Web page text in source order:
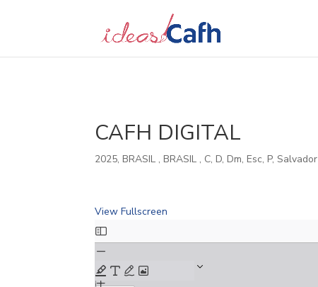
CAFH DIGITAL
2025,BRASIL ,BRASIL , C,D,Dm,Esc,P,Salvador
View Fullscreen
Skip
to
content